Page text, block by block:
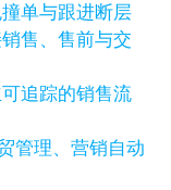
单与跟进断层
售、售前与交
追踪的销售流
管理、营销自动